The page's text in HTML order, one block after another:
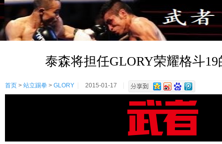
泰森将担任GLORY荣耀格斗
首页 > 站立踢拳 > GLORY 2015-01-17